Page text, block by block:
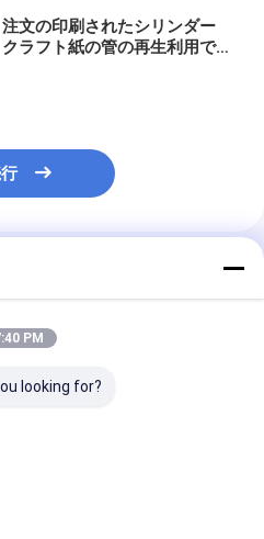
注文の印刷されたシリンダー
クラフト紙の管の再生利用でき
PM
looking for?